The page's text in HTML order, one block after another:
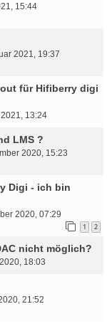
15:44
2021, 19:37
für Hifiberry digi
13:24
LMS ?
2020, 15:23
Digi - ich bin
2020, 07:29
1 2
nicht möglich?
18:03
21:52